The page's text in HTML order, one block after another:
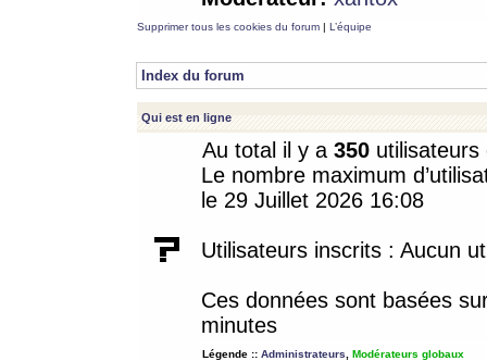
Supprimer tous les cookies du forum | L’équipe
Index du forum
Qui est en ligne
Au total il y a 350
Le nombre maximum
le 29 Juillet 2026 16:08
Utilisateurs inscrits : Aucun
Ces données sont basées
minutes
Légende :: Administrateurs Modérateurs globaux